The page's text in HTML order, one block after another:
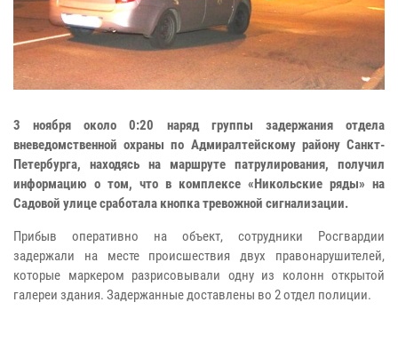
3 ноября около 0:20 наряд группы задержания отдела
вневедомственной охраны по Адмиралтейскому району Санкт-
Петербурга, находясь на маршруте патрулирования, получил
информацию о том, что в комплексе «Никольские ряды» на
Садовой улице сработала кнопка тревожной сигнализации.
Прибыв оперативно на объект, сотрудники Росгвардии
задержали на месте происшествия двух правонарушителей,
которые маркером разрисовывали одну из колонн открытой
галереи здания. Задержанные доставлены во 2 отдел полиции.